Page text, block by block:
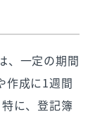
、一定の期間
作成に1週間
に、登記簿